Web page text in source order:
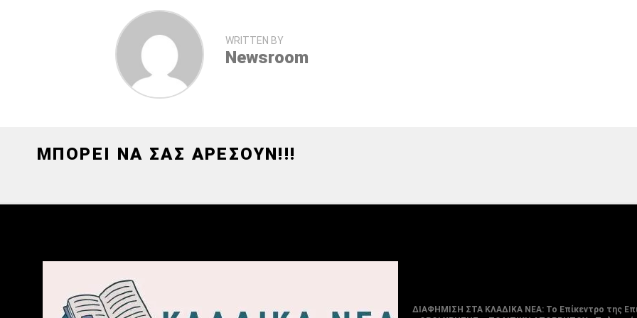
WRITTEN BY
Newsroom
ΜΠΟΡΕΙ ΝΑ ΣΑΣ ΑΡΕΣΟΥΝ!!!
ΔΙΑΦΗΜΙΣΗ ΣΤΑ ΚΛΑΔΙΚΑ ΝΕΑ: Το Επίκεντρο της